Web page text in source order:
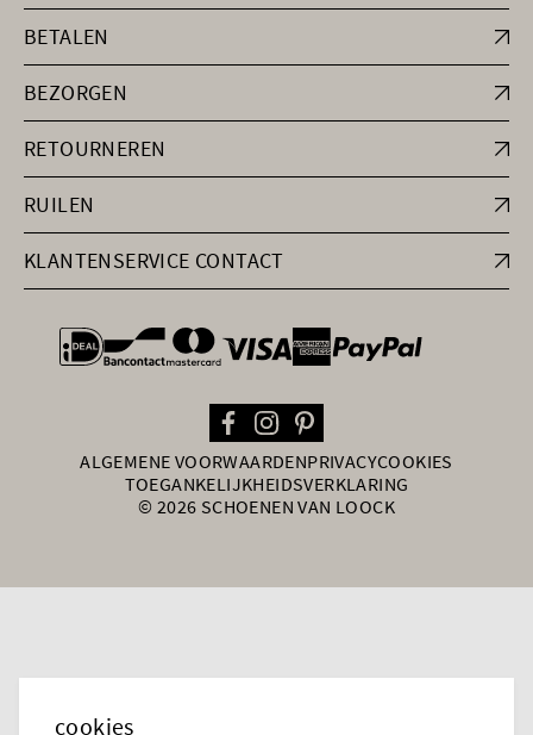
BETALEN
BEZORGEN
RETOURNEREN
RUILEN
KLANTENSERVICE CONTACT
general.paymentOptions
ALGEMENE VOORWAARDENPRIVACYCOOKIES
TOEGANKELIJKHEIDSVERKLARING
© 2026 SCHOENEN VAN LOOCK
cookies